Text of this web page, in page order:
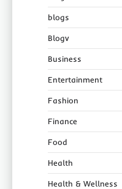
blogs
Blogv
Business
Entertainment
Fashion
Finance
Food
Health
Health & Wellness